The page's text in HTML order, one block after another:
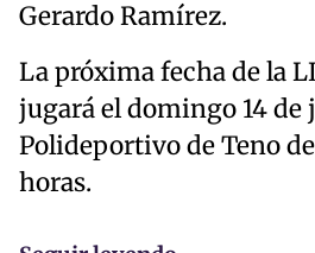
Gerardo Ramírez.
La próxima fecha de la
jugará el domingo 14 de
Polideportivo de Teno
horas.